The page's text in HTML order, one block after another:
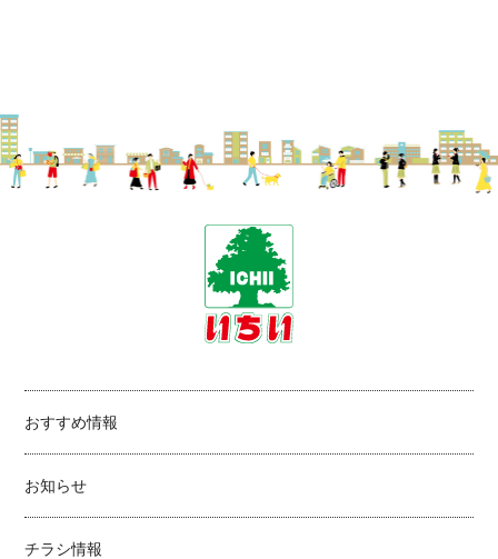
おすすめ情報
お知らせ
チラシ情報